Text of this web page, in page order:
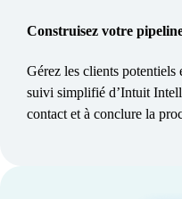
Construisez votre
Gérez les clients potentiels
suivi simplifié d’Intuit
contact et à conclure la